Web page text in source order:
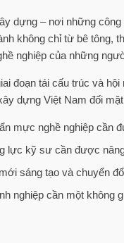
dựng – nơi những
không chỉ từ bê tông,
nghiệp của những
đoạn tái cấu trúc và
dựng Việt Nam đối
mực nghề nghiệp cần
lực kỹ sư cần được
sáng tạo và chuyển
nghiệp cần một không